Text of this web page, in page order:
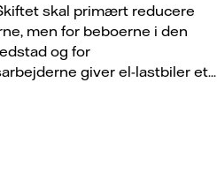
skal primært reducere
men for beboerne i den
og for
giver el-lastbiler et...